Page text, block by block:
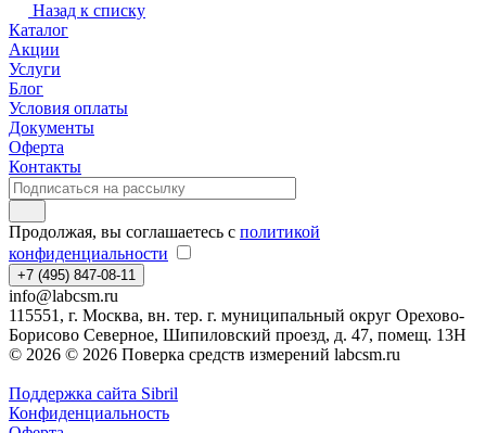
Назад к списку
Каталог
Акции
Услуги
Блог
Условия оплаты
Документы
Оферта
Контакты
Продолжая, вы соглашаетесь с политикой
конфиденциальности
+7 (495) 847-08-11
info@labcsm.ru
115551, г. Москва, вн. тер. г. муниципальный округ Орехово-
Борисово Северное, Шипиловский проезд, д. 47, помещ. 13Н
© 2026 © 2026 Поверка средств измерений labcsm.ru
Поддержка сайта Sibril
Конфиденциальность